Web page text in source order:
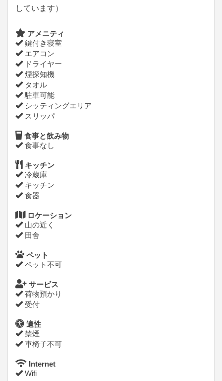
しています）
アメニティ
鍵付き寝室
エアコン
ドライヤー
煙探知機
タオル
駐車可能
シッティングエリア
スリッパ
食事と飲み物
食事なし
キッチン
冷蔵庫
キッチン
食器
ロケーション
山の近く
田舎
ペット
ペット不可
サービス
荷物預かり
受付
適性
禁煙
車椅子不可
Internet
Wifi